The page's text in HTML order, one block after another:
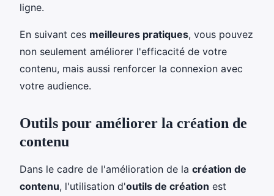
ligne.
En suivant ces meilleures pratiques, vous pouvez
non seulement améliorer l'efficacité de votre
contenu, mais aussi renforcer la connexion avec
votre audience.
Outils pour améliorer la création de
contenu
Dans le cadre de l'amélioration de la création de
contenu, l'utilisation d'outils de création est